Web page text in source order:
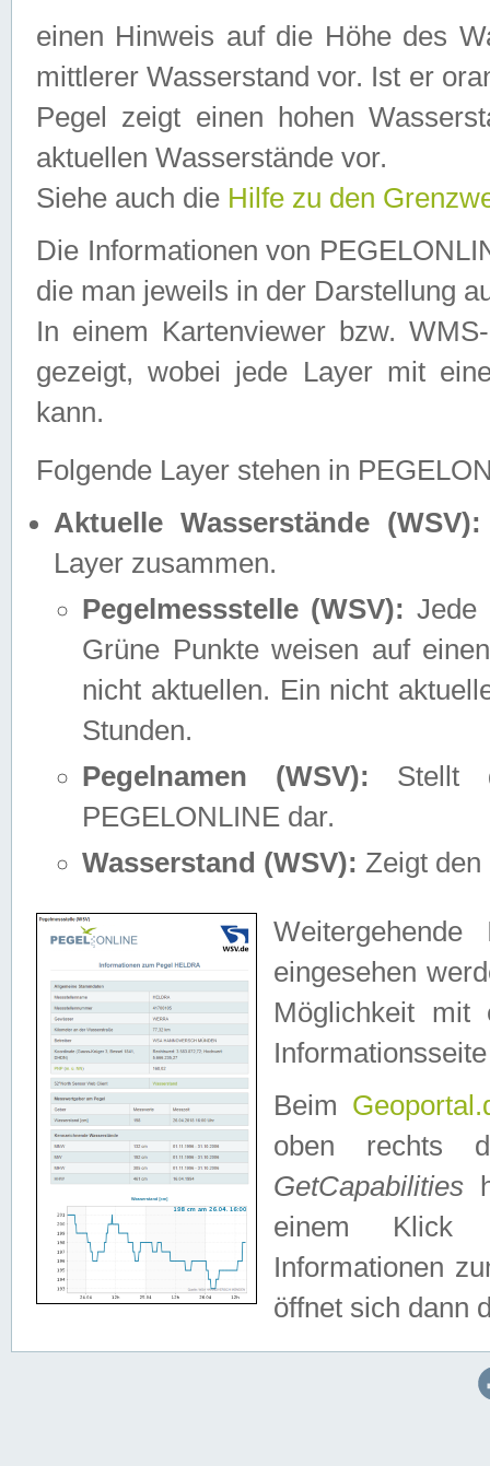
einen Hinweis auf die Höhe des
mittlerer Wasserstand vor. Ist er
Pegel zeigt einen hohen
aktuellen Wasserstände vor.
Siehe auch die Hilfe zu den
Die Informationen von
die man jeweils in der Darstellung
In einem Kartenviewer bzw.
gezeigt, wobei jede Layer mit
kann.
Folgende Layer stehen in
Aktuelle Wasserstände (WSV):
Layer zusammen.
Pegelmessstelle (WSV): Jede
Grüne Punkte weisen auf
nicht aktuellen. Ein nicht
Stunden.
Pegelnamen (WSV): Stellt
PEGELONLINE dar.
Wasserstand (WSV): Zeigt den
eingesehen
Möglichkeit mit
Beim
oben rechts
GetCapabilities
einem Klick
Informationen
öffnet sich dann